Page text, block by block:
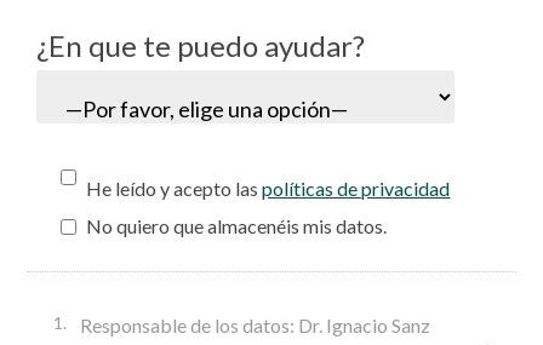
¿En que te puedo ayudar?
He leído y acepto laspolíticas de privacidad
No quiero que almacenéis mis datos.
Responsable de los datos: Dr. Ignacio Sanz